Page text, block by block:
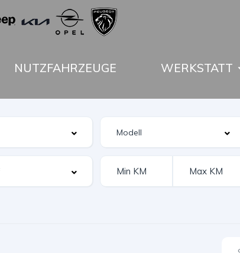
NUTZFAHRZEUGE WERKSTATT